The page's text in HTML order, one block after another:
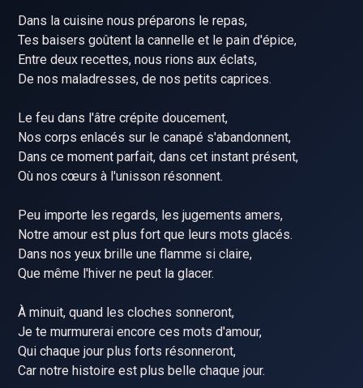
Dans la cuisine nous préparons le repas,
Tes baisers goûtent la cannelle et le pain d'épice,
Entre deux recettes, nous rions aux éclats,
De nos maladresses, de nos petits caprices.
Le feu dans l'âtre crépite doucement,
Nos corps enlacés sur le canapé s'abandonnent,
Dans ce moment parfait, dans cet instant présent,
Où nos cœurs à l'unisson résonnent.
Peu importe les regards, les jugements amers,
Notre amour est plus fort que leurs mots glacés.
Dans nos yeux brille une flamme si claire,
Que même l'hiver ne peut la glacer.
À minuit, quand les cloches sonneront,
Je te murmurerai encore ces mots d'amour,
Qui chaque jour plus forts résonneront,
Car notre histoire est plus belle chaque jour.